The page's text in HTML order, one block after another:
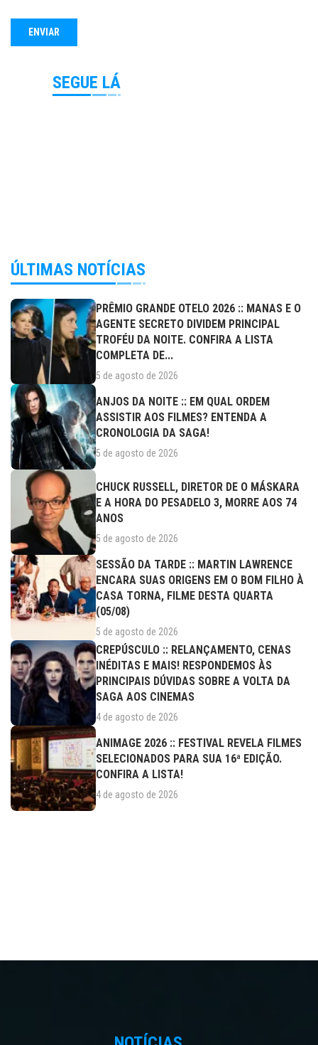
SEGUE LÁ
ÚLTIMAS NOTÍCIAS
PRÊMIO GRANDE OTELO 2026 :: MANAS E O
AGENTE SECRETO DIVIDEM PRINCIPAL
TROFÉU DA NOITE. CONFIRA A LISTA
COMPLETA DE...
5 de agosto de 2026
ANJOS DA NOITE :: EM QUAL ORDEM
ASSISTIR AOS FILMES? ENTENDA A
CRONOLOGIA DA SAGA!
5 de agosto de 2026
CHUCK RUSSELL, DIRETOR DE O MÁSKARA
E A HORA DO PESADELO 3, MORRE AOS 74
ANOS
5 de agosto de 2026
SESSÃO DA TARDE :: MARTIN LAWRENCE
ENCARA SUAS ORIGENS EM O BOM FILHO À
CASA TORNA, FILME DESTA QUARTA
(05/08)
5 de agosto de 2026
CREPÚSCULO :: RELANÇAMENTO, CENAS
INÉDITAS E MAIS! RESPONDEMOS ÀS
PRINCIPAIS DÚVIDAS SOBRE A VOLTA DA
SAGA AOS CINEMAS
4 de agosto de 2026
ANIMAGE 2026 :: FESTIVAL REVELA FILMES
SELECIONADOS PARA SUA 16ª EDIÇÃO.
CONFIRA A LISTA!
4 de agosto de 2026